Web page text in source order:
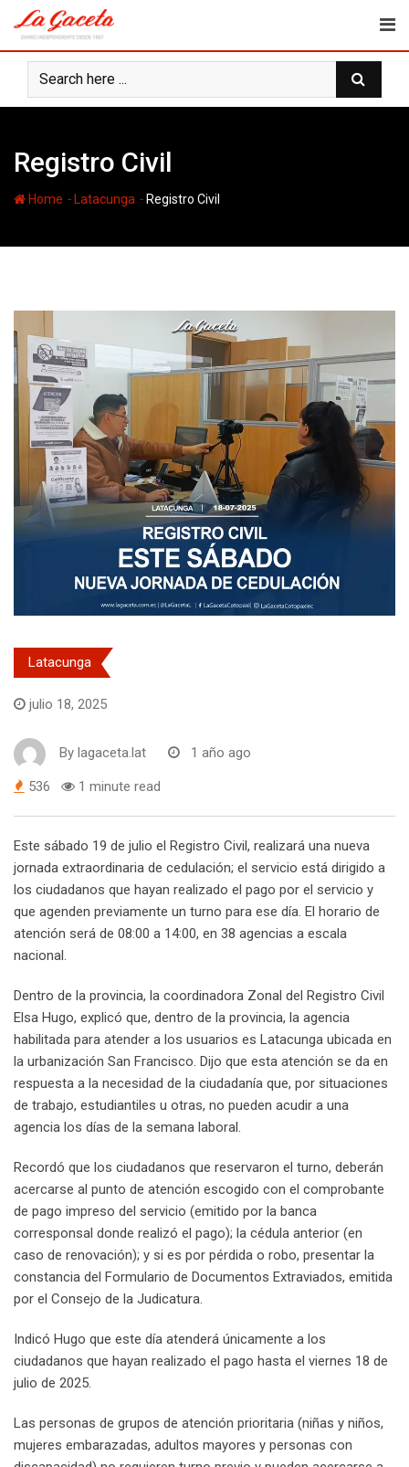
content
Registro Civil
Home - Latacunga - Registro Civil
Latacunga
julio 18, 2025
By lagaceta.lat 1 año ago
536 1 minute read
Este sábado 19 de julio el Registro Civil, realizará una nueva
jornada extraordinaria de cedulación; el servicio está dirigido a
los ciudadanos que hayan realizado el pago por el servicio y
que agenden previamente un turno para ese día. El horario de
atención será de 08:00 a 14:00, en 38 agencias a escala
nacional.
Dentro de la provincia, la coordinadora Zonal del Registro Civil
Elsa Hugo, explicó que, dentro de la provincia, la agencia
habilitada para atender a los usuarios es Latacunga ubicada en
la urbanización San Francisco. Dijo que esta atención se da en
respuesta a la necesidad de la ciudadanía que, por situaciones
de trabajo, estudiantiles u otras, no pueden acudir a una
agencia los días de la semana laboral.
Recordó que los ciudadanos que reservaron el turno, deberán
acercarse al punto de atención escogido con el comprobante
de pago impreso del servicio (emitido por la banca
corresponsal donde realizó el pago); la cédula anterior (en
caso de renovación); y si es por pérdida o robo, presentar la
constancia del Formulario de Documentos Extraviados, emitida
por el Consejo de la Judicatura.
Indicó Hugo que este día atenderá únicamente a los
ciudadanos que hayan realizado el pago hasta el viernes 18 de
julio de 2025.
Las personas de grupos de atención prioritaria (niñas y niños,
mujeres embarazadas, adultos mayores y personas con